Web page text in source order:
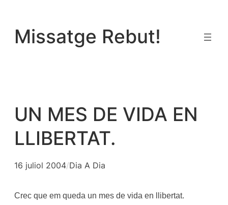
contingut
Missatge Rebut!
UN MES DE VIDA EN
LLIBERTAT.
16 juliol 2004/Dia A Dia
Crec que em queda un mes de vida en llibertat.